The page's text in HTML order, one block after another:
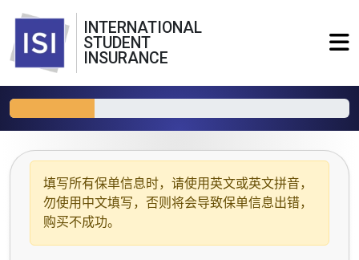
INTERNATIONAL
STUDENT
INSURANCE
填写所有保单信息时，请使用 英文或英文拼音，
勿使用中文填写，否则将会导致保单信息出错，
购买不成功。